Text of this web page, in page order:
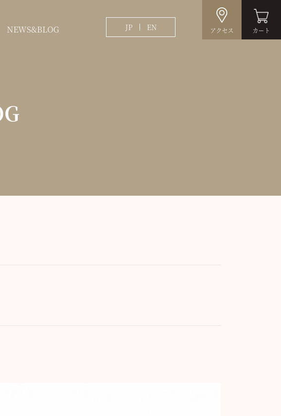
NEWS&BLOG JP EN アクセス カート